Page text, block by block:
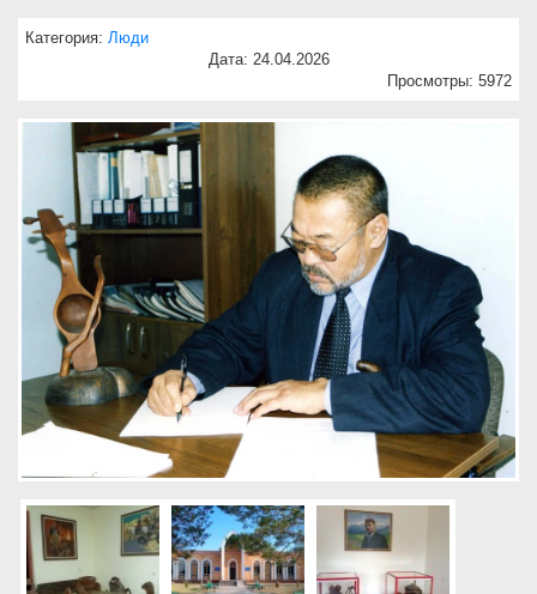
Категория: Люди
Дата: 24.04.2026
Просмотры: 5972